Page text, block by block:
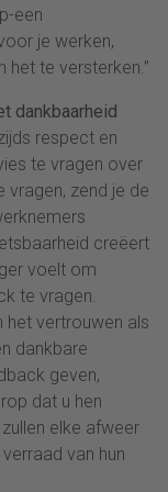
een
je werken,
het te versterken.”
dankbaarheid
respect en
te vragen over
zend je de
creëert
voelt om
te vragen.
vertrouwen als
dankbare
geven,
dat u hen
elke afweer
van hun